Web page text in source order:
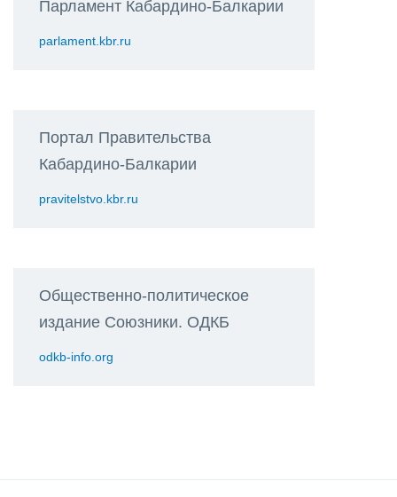
Парламент Кабардино-Балкарии
parlament.kbr.ru
Портал Правительства
Кабардино-Балкарии
pravitelstvo.kbr.ru
Общественно-политическое
издание Союзники. ОДКБ
odkb-info.org